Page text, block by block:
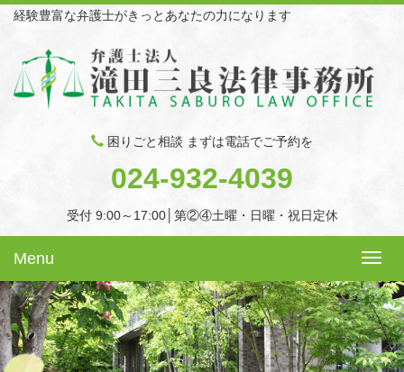
経験豊富な弁護士がきっとあなたの力になります
困りごと相談 まずは電話でご予約を
024-932-4039
受付 9:00～17:00│第②④土曜・日曜・祝日定休
Menu